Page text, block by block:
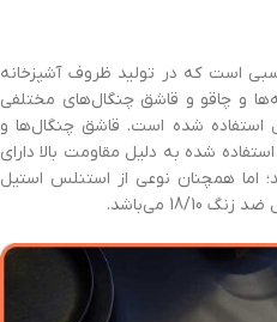
آلیاژهای مناسبی است که در تولید ظروف آشپزخانه
و چاقو و قاشق چنگال‌های مختلفی
استفاده شده است. قاشق چنگال‌ها و
شده به دلیل مقاومت بالا دارای
اما همچنان نوعی از استنلس استیل
10 می‌باشد.